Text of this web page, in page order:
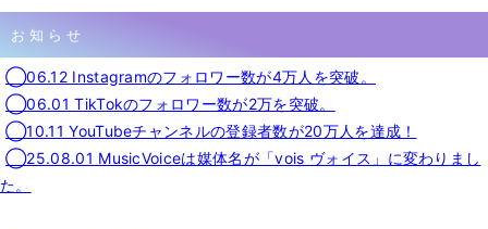
お知らせ
◯06.12 Instagramのフォロワー数が4万人を突破。
◯06.01 TikTokのフォロワー数が2万を突破。
◯10.11 YouTubeチャンネルの登録者数が20万人を達成！
◯25.08.01 MusicVoiceは媒体名が「vois ヴォイス」に変わりまし
た。